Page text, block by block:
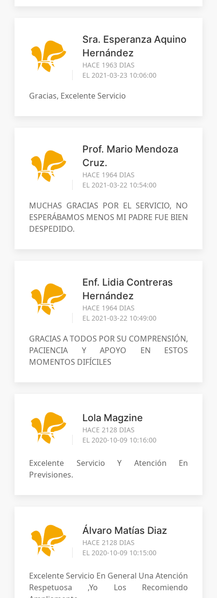
Sra. Esperanza Aquino
Hernández
HACE 1963 DIAS
EL 2021-03-23 10:06:00
Gracias, Excelente Servicio
Prof. Mario Mendoza
Cruz.
HACE 1964 DIAS
EL 2021-03-22 10:54:00
MUCHAS GRACIAS POR EL SERVICIO, NO
ESPERÁBAMOS MENOS MI PADRE FUE BIEN
DESPEDIDO.
Enf. Lidia Contreras
Hernández
HACE 1964 DIAS
EL 2021-03-22 10:49:00
GRACIAS A TODOS POR SU COMPRENSIÓN,
PACIENCIA Y APOYO EN ESTOS
MOMENTOS DIFÍCILES
Lola Magzine
HACE 2128 DIAS
EL 2020-10-09 10:16:00
Excelente Servicio Y Atención En
Previsiones.
Álvaro Matías Diaz
HACE 2128 DIAS
EL 2020-10-09 10:15:00
Excelente Servicio En General Una Atención
Respetuosa ,yo Los Recomiendo